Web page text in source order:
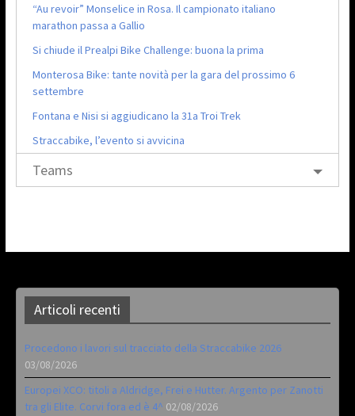
“Au revoir” Monselice in Rosa. Il campionato italiano
marathon passa a Gallio
Si chiude il Prealpi Bike Challenge: buona la prima
Monterosa Bike: tante novità per la gara del prossimo 6
settembre
Fontana e Nisi si aggiudicano la 31a Troi Trek
Straccabike, l’evento si avvicina
Teams
Articoli recenti
Procedono i lavori sul tracciato della Straccabike 2026
03/08/2026
Europei XCO: titoli a Aldridge, Frei e Hutter. Argento per Zanotti
tra gli Elite. Corvi fora ed è 4^ 02/08/2026